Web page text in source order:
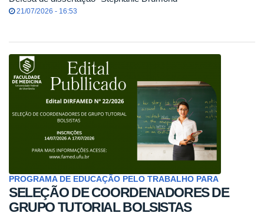
21/07/2026 - 16:53
PROGRAMA DE EDUCAÇÃO PELO TRABALHO PARA
SELEÇÃO DE COORDENADORES DE
GRUPO TUTORIAL BOLSISTAS